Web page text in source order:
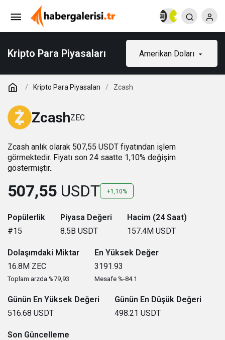
Kripto Para Piyasaları Amerikan Doları
Kripto Para Piyasaları Zcash
ZcashZEC
Zcash anlık olarak 507,55 USDT fiyatından işlem
görmektedir. Fiyatı son 24 saatte 1,10% değişim
göstermiştir..
507,55 USDT +1,10%
Popülerlik
#15
Piyasa Değeri
8.5B USDT
Hacim (24 Saat)
157.4M USDT
Dolaşımdaki Miktar
16.8M ZEC
Toplam arzda %79,93
En Yüksek Değer
3191.93
Mesafe %-84.1
Günün En Yüksek Değeri
516.68 USDT
Günün En Düşük Değeri
498.21 USDT
Son Güncelleme